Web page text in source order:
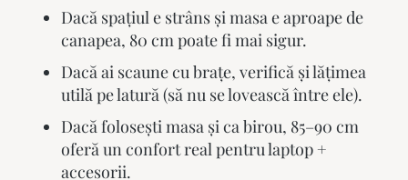
Dacă spațiul e strâns și masa e aproape de
canapea, 80 cm poate fi mai sigur.
Dacă ai scaune cu brațe, verifică și lățimea
utilă pe latură (să nu se lovească între ele).
Dacă folosești masa și ca birou, 85–90 cm
oferă un confort real pentru laptop +
accesorii.